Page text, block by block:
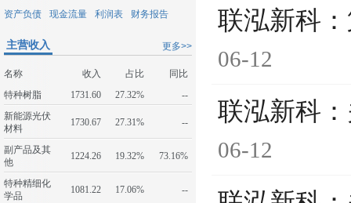
资产负债 现金流量 利润表 财务报告
更多>>
主营收入
名称 收入 占比
同比
特种树脂
1731.60 27.32%
--
新能源光伏
材料
1730.67 27.31% --
副产品及其
他
1224.26 19.32% 73.16%
特种精细化
学品
1081.22 17.06% --
联泓新科
06-12
联泓新科
06-12